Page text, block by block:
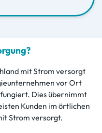
mit Strom versorgt
vor Ort
Dies übernimmt
Kunden im örtlichen
Strom versorgt.